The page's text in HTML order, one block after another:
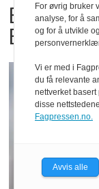
For øvrig bruker
analyse, for å
og for å utvikle
Vi er med i
du få relevante
nettverket
disse
Fagpressen.no.
Avvis alle